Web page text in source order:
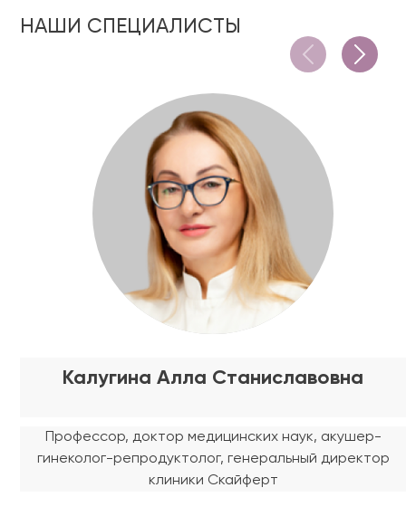
НАШИ СПЕЦИАЛИСТЫ
Калугина Алла Станиславовна
Профессор, доктор медицинских наук, акушер-
гинеколог-репродуктолог, генеральный директор
клиники Скайферт